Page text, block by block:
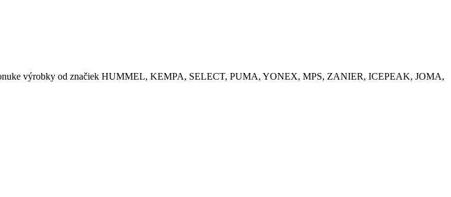
výrobky od značiek HUMMEL, KEMPA, SELECT, PUMA, YONEX, MPS, ZANIER, ICEPEAK, JOMA,